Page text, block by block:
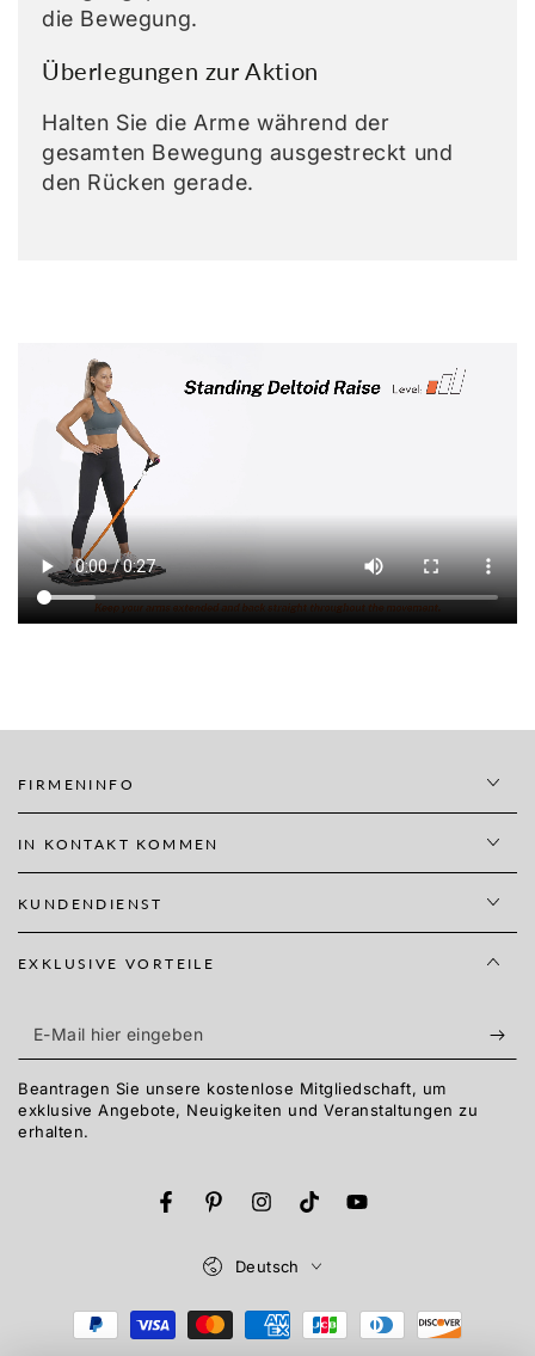
die Bewegung.
Überlegungen zur Aktion
Halten Sie die Arme während der
gesamten Bewegung ausgestreckt und
den Rücken gerade.
FIRMENINFO
IN KONTAKT KOMMEN
KUNDENDIENST
EXKLUSIVE VORTEILE
E-
Mail
hier
eingeben
Beantragen Sie unsere kostenlose Mitgliedschaft, um
exklusive Angebote, Neuigkeiten und Veranstaltungen zu
erhalten.
FacebookPinterestInstagramTikTokYouTube
Deutsch
Zahlungsmöglichkeiten